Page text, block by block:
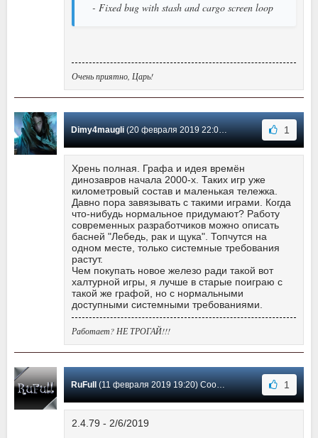
- Fixed bug with stash and cargo screen loop
Очень приятно, Царь!
Dimy4maugli(20 февраля 2019 22:05) Сообщение #3 1
Хрень полная. Графа и идея времён
динозавров начала 2000-х. Таких игр уже
километровый состав и маленькая тележка.
Давно пора завязывать с такими играми. Когда
что-нибудь нормальное придумают? Работу
современных разработчиков можно описать
басней "Лебедь, рак и щука". Топчутся на
одном месте, только системные требования
растут.
Чем покупать новое железо ради такой вот
халтурной игры, я лучше в старые поиграю с
такой же графой, но с нормальными
доступными системными требованиями.
Работает? НЕ ТРОГАЙ!!!
RuFull (11 февраля 2019 19:20) Сообщение #2 1
2.4.79 - 2/6/2019